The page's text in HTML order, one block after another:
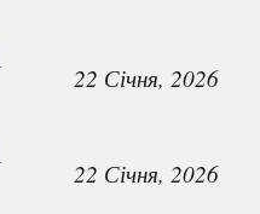
22 Січня, 2026
22 Січня, 2026